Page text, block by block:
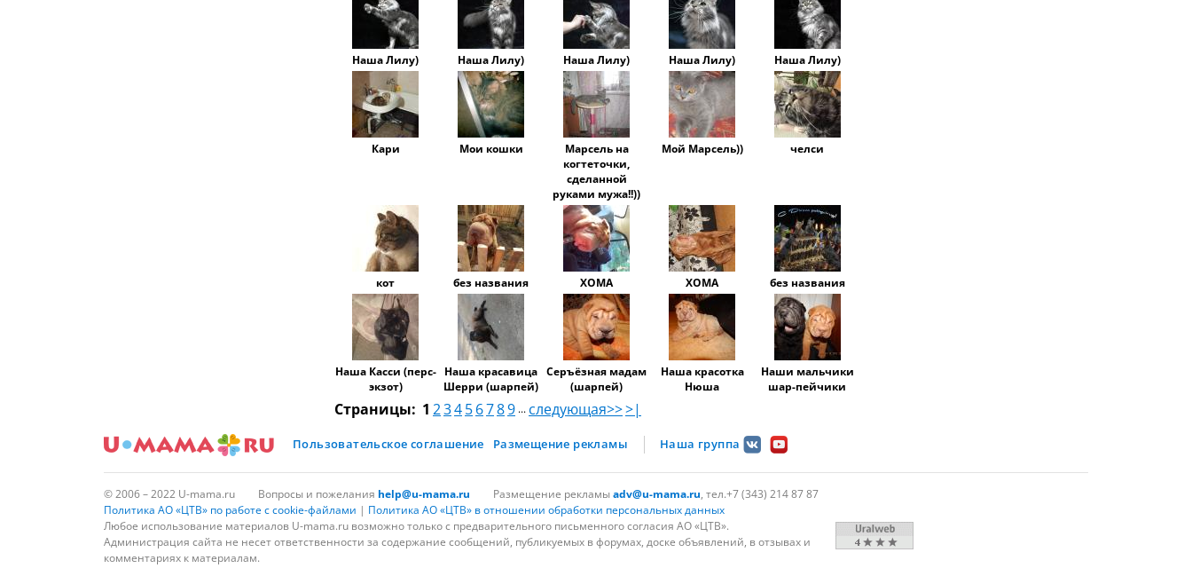
Наша Лилу) Наша Лилу) Наша Лилу) Наша Лилу) Наша Лилу)
Кари Мои кошки
Марсель на
когтеточки,
сделанной
руками мужа!!))
Мой Марсель)) челси
кот без названия ХОМА ХОМА без названия
Наша Касси (перс-
экзот)
Наша красавица
Шерри (шарпей)
Серъёзная мадам
(шарпей)
Наша красотка
Нюша
Наши мальчики
шар-пейчики
Страницы: 1 23456789 ... следующая>>>|
Пользовательское соглашение Размещение рекламы Наша группа
© 2006 – 2022 U-mama.ru Вопросы и пожелания help@u-mama.ru Размещение рекламыadv@u-mama.ru, тел.+7 (343) 214 87 87
Политика АО «ЦТВ» по работе с cookie-файлами | Политика АО «ЦТВ» в отношении обработки персональных данных
Любое использование материалов U-mama.ru возможно только с предварительного письменного согласия АО «ЦТВ».
Администрация сайта не несет ответственности за содержание сообщений, публикуемых в форумах, доске объявлений, в отзывах и
комментариях к материалам.